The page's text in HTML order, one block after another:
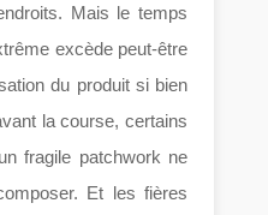
Mais le temps
excède peut-être
du produit si bien
la course, certains
fragile patchwork ne
Et les fières